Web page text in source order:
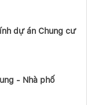
dự án Chung cư
- Nhà phố